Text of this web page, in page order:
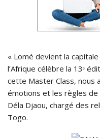
« Lomé devient la
l’Afrique célèbre la 13ᵉ
cette Master Class, nous
émotions et les règles de
Déla Djaou, chargé des
Togo.